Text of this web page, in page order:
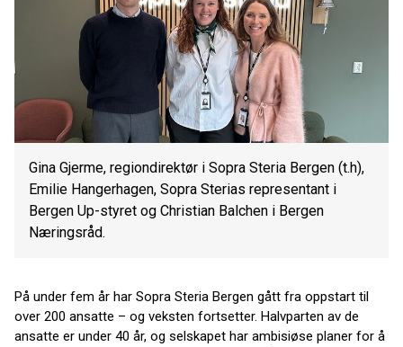
Gina Gjerme, regiondirektør i Sopra Steria Bergen (t.h),
Emilie Hangerhagen, Sopra Sterias representant i
Bergen Up-styret og Christian Balchen i Bergen
Næringsråd.
På under fem år har Sopra Steria Bergen gått fra oppstart til
over 200 ansatte – og veksten fortsetter. Halvparten av de
ansatte er under 40 år, og selskapet har ambisiøse planer for å